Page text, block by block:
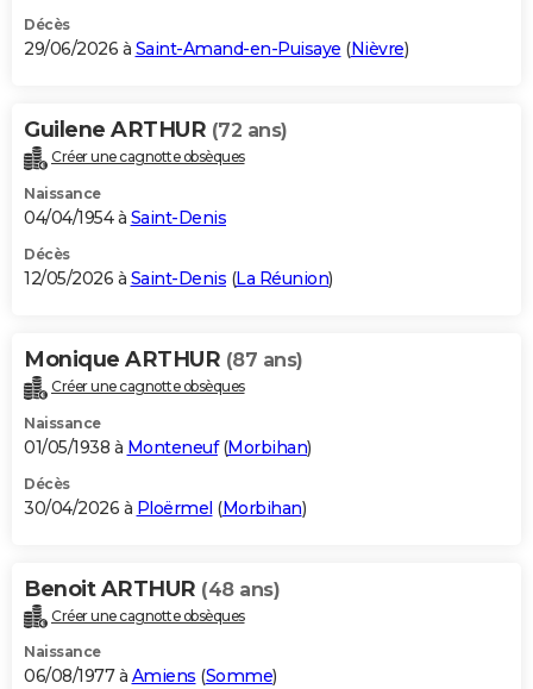
S'inscrire
Se connecter
Lycées
Collèges
Primaires
Universités
Entreprises
Service militaire
Avis de recherche
AVIS DE DÉCÈS
Bricolage
Lifestyle
Culture
Sport
Auto
Television
Voyage
Cinema
Décès
29/06/2026 à Saint-Amand-en-Puisaye (Nièvre)
Guilene ARTHUR (72 ans)
Créer une cagnotte obsèques
Naissance
04/04/1954 à Saint-Denis
Décès
12/05/2026 à Saint-Denis (La Réunion)
Monique ARTHUR (87 ans)
Créer une cagnotte obsèques
Naissance
01/05/1938 à Monteneuf(Morbihan)
Décès
30/04/2026 à Ploërmel (Morbihan)
Benoit ARTHUR (48 ans)
Créer une cagnotte obsèques
Naissance
06/08/1977 à Amiens (Somme)